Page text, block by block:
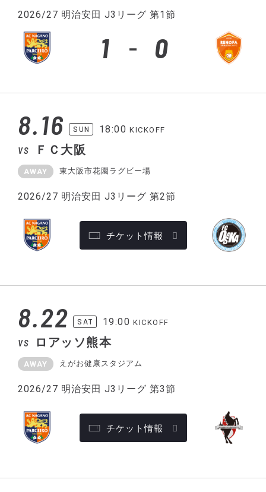
2026/27 明治安田 J3リーグ 第1節
1 0
8.16 SUN 18:00 KICKOFF
VS ＦＣ大阪
AWAY 東大阪市花園ラグビー場
2026/27 明治安田 J3リーグ 第2節
チケット情報
8.22 SAT 19:00 KICKOFF
VS ロアッソ熊本
AWAY えがお健康スタジアム
2026/27 明治安田 J3リーグ 第3節
チケット情報